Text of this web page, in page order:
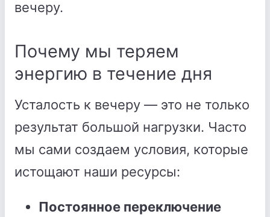
вечеру.
Почему мы теряем
энергию в течение дня
Усталость к вечеру — это не только
результат большой нагрузки. Часто
мы сами создаем условия, которые
истощают наши ресурсы:
Постоянное переключение